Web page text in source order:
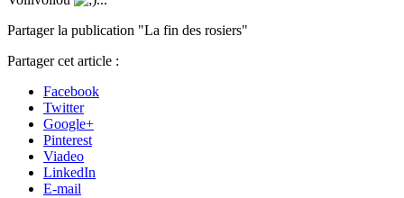
Partager la publication "La fin des rosiers"
Partager cet article :
Facebook
Twitter
Google+
Pinterest
Viadeo
LinkedIn
E-mail